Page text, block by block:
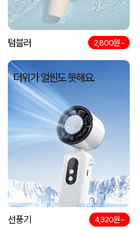
텀블러 2,800원~
더위가 얼씬도 못해요.
선풍기 4,320원~